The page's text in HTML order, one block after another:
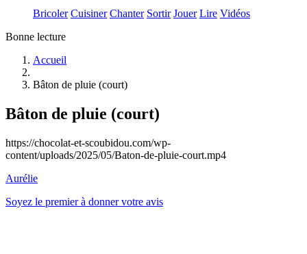
Bricoler Cuisiner Chanter Sortir Jouer Lire Vidéos
Bonne lecture
Accueil
Bâton de pluie (court)
Bâton de pluie (court)
https://chocolat-et-scoubidou.com/wp-
content/uploads/2025/05/Baton-de-pluie-court.mp4
Aurélie
Soyez le premier à donner votre avis